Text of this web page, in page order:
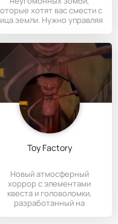
хотят вас смести с
земли. Нужно управляя
Toy Factory
Новый атмосферный
хоррор с элементами
квеста и головоломки,
разработанный на